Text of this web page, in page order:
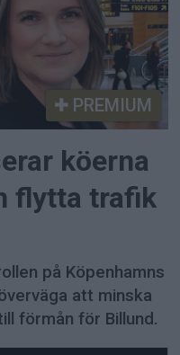
PREMIUM
köerna
flytta trafik
på Köpenhamns
att minska
förmån för Billund.